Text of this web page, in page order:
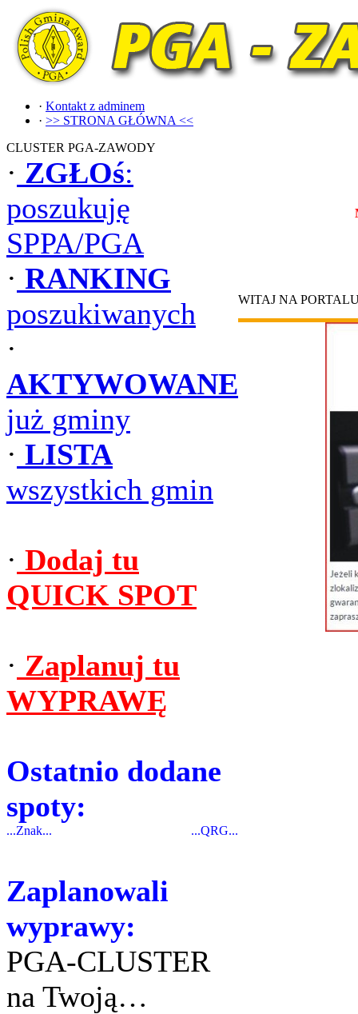
· Kontakt z adminem
· >> STRONA GŁÓWNA <<
CLUSTER PGA-ZAWODY
· ZGŁOś:
poszukuję
SPPA/PGA
· RANKING
poszukiwanych
·
AKTYWOWANE
już gminy
· LISTA
wszystkich gmin
· Dodaj tu
QUICK SPOT
· Zaplanuj tu
WYPRAWĘ
Ostatnio dodane
spoty:
...Znak... ...QRG...
Zaplanowali
wyprawy:
PGA-CLUSTER
na Twoją…
WITAJ NA